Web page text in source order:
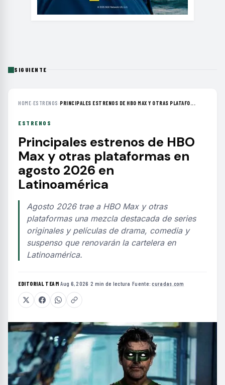
SIGUIENTE
HOME›ESTRENOS ›PRINCIPALES ESTRENOS DE HBO MAX Y OTRAS PLATAFO...
ESTRENOS
Principales estrenos de HBO
Max y otras plataformas en
agosto 2026 en
Latinoamérica
Agosto 2026 trae a HBO Max y otras
plataformas una mezcla destacada de series
originales y películas de drama, comedia y
suspenso que renovarán la cartelera en
Latinoamérica.
EDITORIAL TEAM·Aug 6, 2026 ·2 min de lectura ·Fuente:curadas.com